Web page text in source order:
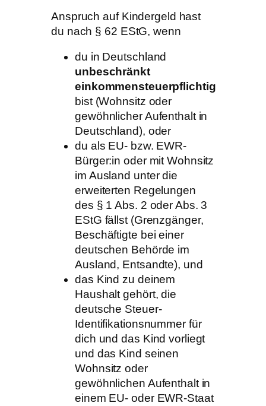
Anspruch auf Kindergeld hast
du nach § 62 EStG, wenn
du in Deutschland
unbeschränkt
einkommensteuerpflichtig
bist (Wohnsitz oder
gewöhnlicher Aufenthalt in
Deutschland), oder
du als EU- bzw. EWR-
Bürger:in oder mit Wohnsitz
im Ausland unter die
erweiterten Regelungen
des § 1 Abs. 2 oder Abs. 3
EStG fällst (Grenzgänger,
Beschäftigte bei einer
deutschen Behörde im
Ausland, Entsandte), und
das Kind zu deinem
Haushalt gehört, die
deutsche Steuer-
Identifikationsnummer für
dich und das Kind vorliegt
und das Kind seinen
Wohnsitz oder
gewöhnlichen Aufenthalt in
einem EU- oder EWR-Staat